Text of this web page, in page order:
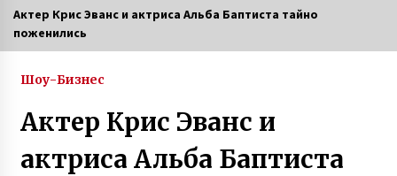
После гибели мужа в АТО мать двух сыновей
Анна Оцабера из Винницкой области пошла
на войну
Актер Крис Эванс и актриса Альба Баптиста тайно
поженились
Шоу-Бизнес
Актер Крис Эванс и
актриса Альба Баптиста